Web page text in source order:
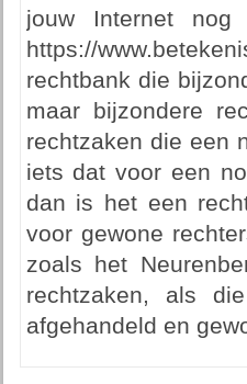
jouw Internet
https://
rechtbank die
maar bijzondere
rechtzaken die een
iets dat voor een
dan is het een
voor gewone
zoals het
rechtzaken, als
afgehandeld en